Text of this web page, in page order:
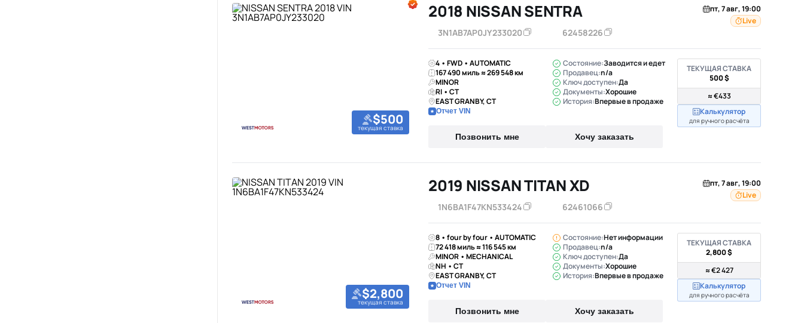
$500
текущая ставка
2018 NISSAN SENTRA
3N1AB7AP0JY233020 62458226
пт, 7 авг, 19:00
Live
4 • FWD • AUTOMATIC
167 490 миль ≈ 269 548 км
MINOR
RI • CT
EAST GRANBY, CT
Отчет VIN
Состояние:Заводится и едет
Продавец:n/a
Ключ доступен:Да
Документы:Хорошие
История:Впервые в продаже
Позвонить мне Хочу заказать
ТЕКУЩАЯ СТАВКА
500 $
≈ €433
Калькулятор
для ручного расчёта
$2,800
текущая ставка
2019 NISSAN TITAN XD
1N6BA1F47KN533424 62461066
пт, 7 авг, 19:00
Live
8 • four by four • AUTOMATIC
72 418 миль ≈ 116 545 км
MINOR • MECHANICAL
NH • CT
EAST GRANBY, CT
Отчет VIN
Состояние:Нет информации
Продавец:n/a
Ключ доступен:Да
Документы:Хорошие
История:Впервые в продаже
Позвонить мне Хочу заказать
ТЕКУЩАЯ СТАВКА
2,800 $
≈ €2 427
Калькулятор
для ручного расчёта